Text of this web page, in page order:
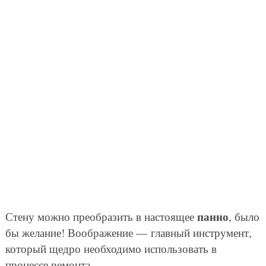
Стену можно преобразить в настоящее панно, было
бы желание! Воображение — главный инструмент,
который щедро необходимо использовать в